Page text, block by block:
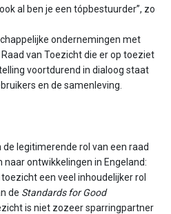
al ben je een tópbestuurder”, zo
ondernemingen met
van Toezicht die er op toeziet
voortdurend in dialoog staat
en de samenleving.
legitimerende rol van een raad
ontwikkelingen in Engeland:
een veel inhoudelijker rol
de Standards for Good
is niet zozeer sparringpartner